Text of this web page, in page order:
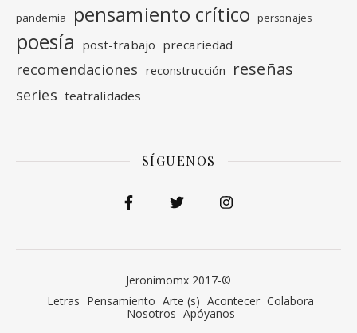
pandemia pensamiento crítico personajes
poesía post-trabajo precariedad
recomendaciones reconstrucción reseñas
series teatralidades
SÍGUENOS
Jeronimomx 2017-©
Letras Pensamiento Arte (s) Acontecer Colabora
Nosotros Apóyanos